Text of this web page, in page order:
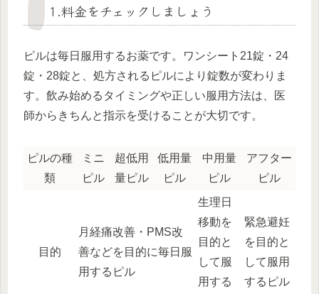
1.料金をチェックしましょう
ピルは毎日服用するお薬です。ワンシート21錠・24
錠・28錠と、処方されるピルにより錠数が変わりま
す。飲み始めるタイミングや正しい服用方法は、医
師からきちんと指示を受けることが大切です。
ピルの種
類
ミニ
ピル
超低用
量ピル
低用量
ピル
中用量
ピル
アフター
ピル
目的
月経痛改善・PMS改
善などを目的に毎日服
用するピル
生理日
移動を
目的と
して服
用する
緊急避妊
を目的と
して服用
するピル